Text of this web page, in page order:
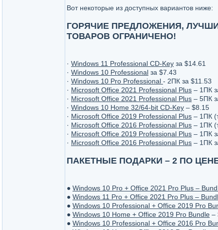
Вот некоторые из доступных вариантов ниже:
ГОРЯЧИЕ ПРЕДЛОЖЕНИЯ,
ТОВАРОВ ОГРАНИЧЕНО!
· Windows 11 Professional CD-Key за $14.61
· Windows 10 Professional за $7.43
· Windows 10 Pro Professional - 2ПК за $11.53
· Microsoft Office 2021 Professional Plus – 1ПК
· Microsoft Office 2021 Professional Plus – 5ПК
· Windows 10 Home 32/64-bit CD-Key – $8.15
· Microsoft Office 2019 Professional Plus – 1ПК
· Microsoft Office 2016 Professional Plus – 1ПК
· Microsoft Office 2019 Professional Plus – 1ПК
· Microsoft Office 2016 Professional Plus – 1ПК
ПАКЕТНЫЕ ПОДАРКИ – 2 ПО
● Windows 10 Pro + Office 2021 Pro Plus –
● Windows 11 Pro + Office 2021 Pro Plus –
● Windows 10 Professional + Office 2019 Pro
● Windows 10 Home + Office 2019 Pro Bundle –
● Windows 10 Professional + Office 2016 Pro